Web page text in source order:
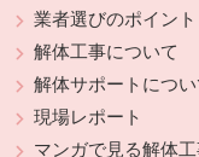
業者選びのポイント
解体工事について
解体サポートについ
現場レポート
マンガで見る解体